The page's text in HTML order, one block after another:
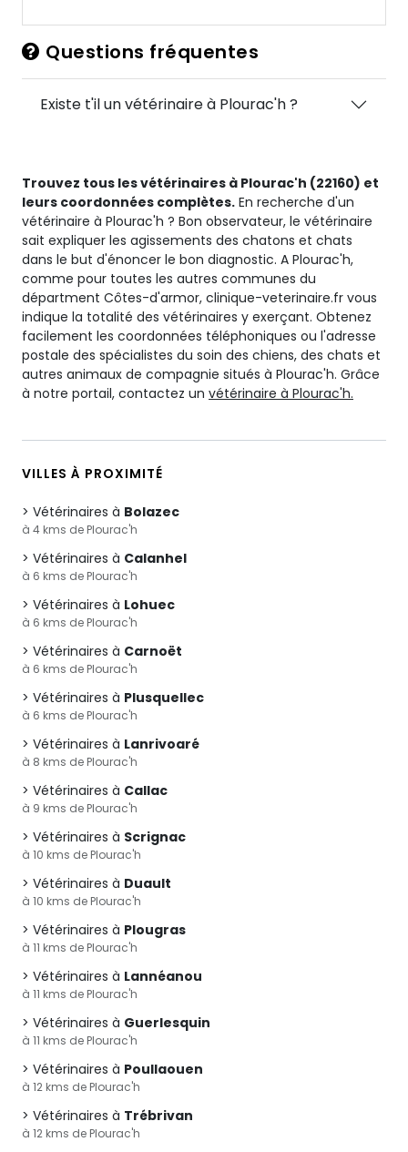
Questions fréquentes
Existe t'il un vétérinaire à Plourac'h ?
Trouvez tous les vétérinaires à Plourac'h (22160) et
leurs coordonnées complètes. En recherche d'un
vétérinaire à Plourac'h ? Bon observateur, le vétérinaire
sait expliquer les agissements des chatons et chats
dans le but d'énoncer le bon diagnostic. A Plourac'h,
comme pour toutes les autres communes du
départment Côtes-d'armor, clinique-veterinaire.fr vous
indique la totalité des vétérinaires y exerçant. Obtenez
facilement les coordonnées téléphoniques ou l'adresse
postale des spécialistes du soin des chiens, des chats et
autres animaux de compagnie situés à Plourac'h. Grâce
à notre portail, contactez un vétérinaire à Plourac'h.
VILLES À PROXIMITÉ
Vétérinaires à Bolazec
à 4 kms de Plourac'h
Vétérinaires à Calanhel
à 6 kms de Plourac'h
Vétérinaires à Lohuec
à 6 kms de Plourac'h
Vétérinaires à Carnoët
à 6 kms de Plourac'h
Vétérinaires à Plusquellec
à 6 kms de Plourac'h
Vétérinaires à Lanrivoaré
à 8 kms de Plourac'h
Vétérinaires à Callac
à 9 kms de Plourac'h
Vétérinaires à Scrignac
à 10 kms de Plourac'h
Vétérinaires à Duault
à 10 kms de Plourac'h
Vétérinaires à Plougras
à 11 kms de Plourac'h
Vétérinaires à Lannéanou
à 11 kms de Plourac'h
Vétérinaires à Guerlesquin
à 11 kms de Plourac'h
Vétérinaires à Poullaouen
à 12 kms de Plourac'h
Vétérinaires à Trébrivan
à 12 kms de Plourac'h